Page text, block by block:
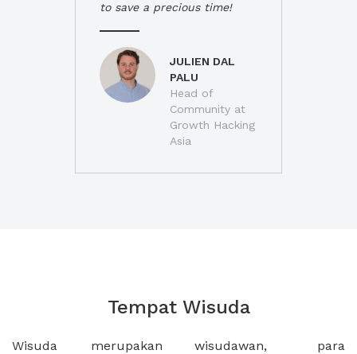
to save a precious time!
JULIEN DAL
PALU
Head of
Community at
Growth Hacking
Asia
Tempat Wisuda
Wisuda merupakan
wisudawan, para